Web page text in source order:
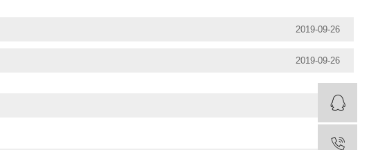
2019-09-26
2019-09-26